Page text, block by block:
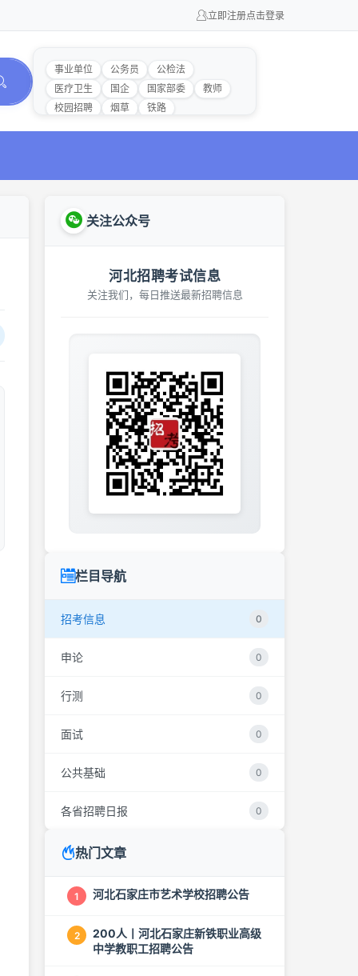
立即注册点击登录
事业单位 公务员
公检法
医疗卫生
国企 国家部委
教师
校园招聘
烟草 铁路
关注公众号
河北招聘考试信息
关注我们，每日推送最新招聘信息
栏目导航
招考信息 0
申论 0
行测 0
面试 0
公共基础 0
各省招聘日报 0
热门文章
1 河北石家庄市艺术学校招聘公告
2
200人丨河北石家庄新铁职业高级
中学教职工招聘公告